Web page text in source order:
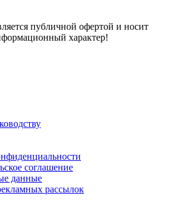
публичной офертой и носит
характер!
соглашение
данные
рассылок